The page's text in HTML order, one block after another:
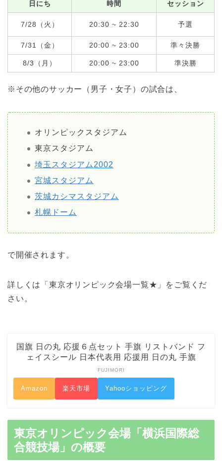
日にち 時間 セッション
7/28（火） 20:30 ~ 22:30 予選
7/31（金） 20:00 ~ 23:00 準々決勝
8/3（月） 20:00 ~ 23:00 準決勝
※その他のサッカー（男子・女子）の試合は、
オリンピックスタジアム
東京スタジアム
埼玉スタジアム2002
宮城スタジアム
茨城カシマスタジアム
札幌ドーム
で開催されます。
詳しくは「東京オリンピック会場一覧★」をご覧くだ
さい。
国旗 日の丸 応援６点セット 手旗 リストバンド フ
ェイスシール 日本代表用 応援用 日の丸 手旗
FUJIMORI
Amazon 楽天市場 Yahooショッピング
東京オリンピック会場「横浜国際総
合競技場」の概要